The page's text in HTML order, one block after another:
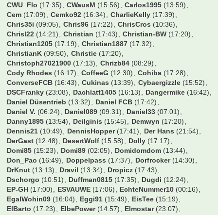
Wer war online?
00nils(16:20) 19Sakul96(17:23) 210597
3146589(17:22) 8Prozent(17:32) ARMINIA(17:31)
Adden(13:53) Addi2004(04:47) Aldikolonne(14:09)
Alstadener(10:59) Andi5421(17:40) Andiano86(12:30)
Andiii(16:45) AndyKrB(10:11) Ani Banichkata(17:05)
Arbeitneymar(17:07) Aschi(10:42) Augsburger
Australier76(15:21) B-Rabbit(16:17) BS79(17:39)
BVB1989(14:07) Balakov(08:34) Balatoni(17:32)
Bambalabam(17:43) BarneyGumble(04:50) Bastek(17:31)
Bastemi (16:49) BastiFantasti1983(17:28) Batzi(18:18)
BavariaFantastika(17:09) BayernArno(17:39)
BayernBest(14:54) Beda_PF(17:30) Ben1986(12:35)
Bernhard(12:52) Bilbo(11:03) Birne(17:17)
Bofingson(17:15) Bolzplatz(17:10) Bonaventura(19:52)
BonoVox(17:28) Booo(08:29) Borusse1982(10:59)
Breezeman(17:41) BruehWuerfel(16:25)
Bueckofanis(00:04) Burgstettenbazi(12:55) CTStB